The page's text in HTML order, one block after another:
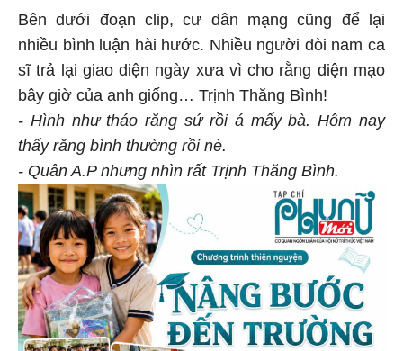
Bên dưới đoạn clip, cư dân mạng cũng để lại
nhiều bình luận hài hước. Nhiều người đòi nam ca
sĩ trả lại giao diện ngày xưa vì cho rằng diện mạo
bây giờ của anh giống… Trịnh Thăng Bình!
- Hình như tháo răng sứ rồi á mấy bà. Hôm nay
thấy răng bình thường rồi nè.
- Quân A.P nhưng nhìn rất Trịnh Thăng Bình.